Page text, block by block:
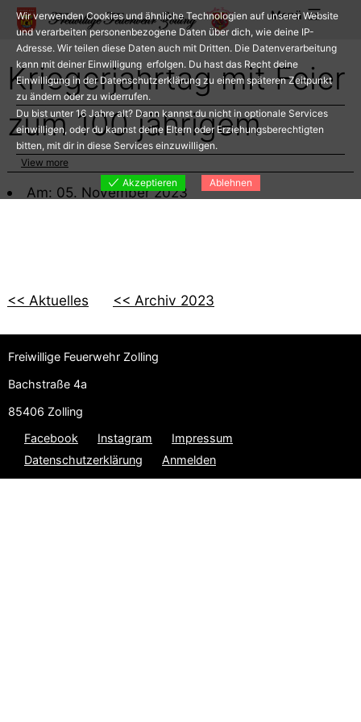
Zum
Inhalt
springen
Menü
Kriegerjahrtag mit Feier
zum 100 jährigem
Am: 05. November 2023
<< Aktuelles << Archiv 2023
Freiwillige Feuerwehr Zolling
Bachstraße 4a
85406 Zolling
Facebook
Instagram
Impressum
Datenschutzerklärung
Anmelden
Wir verwenden Cookies und ähnliche Technologien auf unserer Website
und verarbeiten personenbezogene Daten über dich, wie deine IP-
Adresse. Wir teilen diese Daten auch mit Dritten. Die Datenverarbeitung
kann mit deiner Einwilligung erfolgen. Du hast das Recht deine
Einwilligung in der Datenschutzerklärung zu einem späteren Zeitpunkt
zu ändern oder zu widerrufen.
Du bist unter 16 Jahre alt? Dann kannst du nicht in optionale Services
einwilligen, oder du kannst deine Eltern oder Erziehungsberechtigten
bitten, mit dir in diese Services einzuwilligen.
View more
Akzeptieren
Ablehnen